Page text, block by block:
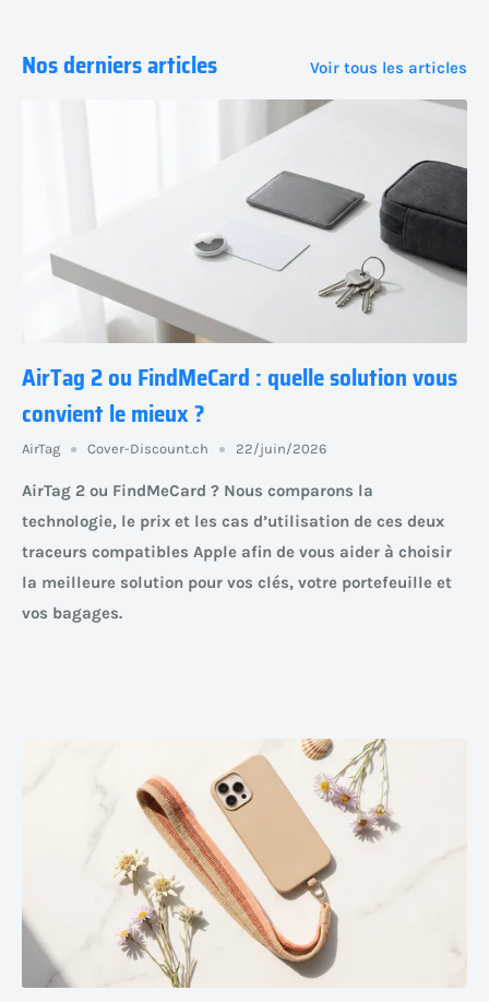
Nos derniers articles Voir tous les articles
AirTag 2 ou FindMeCard : quelle solution vous
convient le mieux ?
AirTag Cover-Discount.ch 22/juin/2026
AirTag 2 ou FindMeCard ? Nous comparons la
technologie, le prix et les cas d’utilisation de ces deux
traceurs compatibles Apple afin de vous aider à choisir
la meilleure solution pour vos clés, votre portefeuille et
vos bagages.